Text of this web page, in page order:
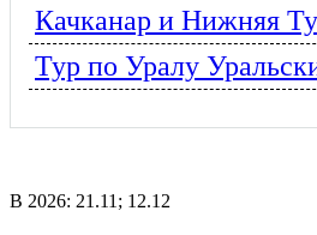
Качканар и Нижняя
Тур по Уралу
В 2026: 21.11; 12.12